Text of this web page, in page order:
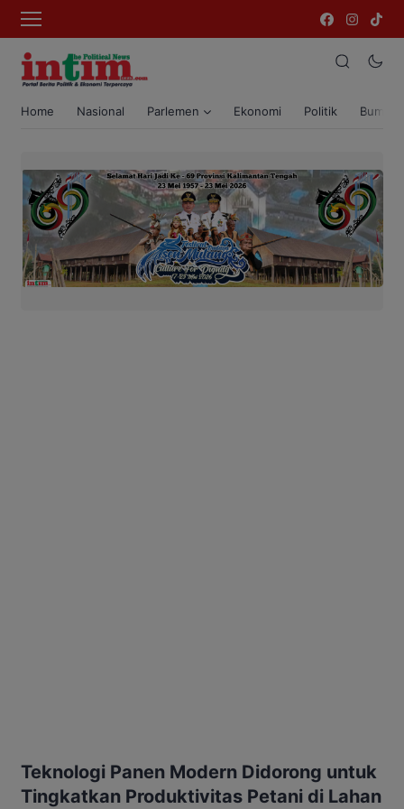
Home Nasional Parlemen Ekonomi Politik Bumi
Teknologi Panen Modern Didorong untuk
Tingkatkan Produktivitas Petani di Lahan